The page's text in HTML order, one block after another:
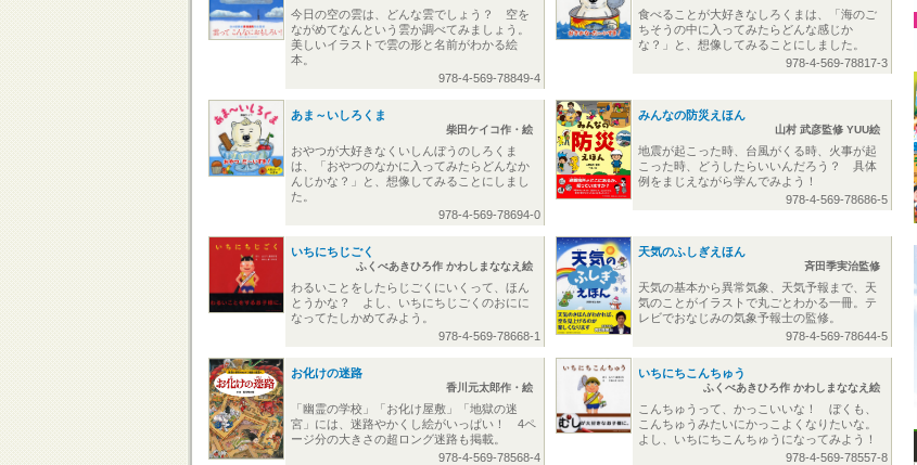
今日の空の雲は、どんな雲でしょう？ 空を
ながめてなんという雲か調べてみましょう。
美しいイラストで雲の形と名前がわかる絵
本。
978-4-569-78849-4
食べることが大好きなしろくまは、「海のご
ちそうの中に入ってみたらどんな感じか
な？」と、想像してみることにしました。
978-4-569-78817-3
あま～いしろくま
柴田ケイコ作・絵
おやつが大好きなくいしんぼうのしろくま
は、「おやつのなかに入ってみたらどんなか
んじかな？」と、想像してみることにしまし
た。
978-4-569-78694-0
みんなの防災えほん
山村 武彦監修 YUU絵
地震が起こった時、台風がくる時、火事が起
こった時、どうしたらいいんだろう？ 具体
例をまじえながら学んでみよう！
978-4-569-78686-5
いちにちじごく
ふくべあきひろ作 かわしまななえ絵
わるいことをしたらじごくにいくって、ほん
とうかな？ よし、いちにちじごくのおにに
なってたしかめてみよう。
978-4-569-78668-1
天気のふしぎえほん
斉田季実治監修
天気の基本から異常気象、天気予報まで、天
気のことがイラストで丸ごとわかる一冊。テ
レビでおなじみの気象予報士の監修。
978-4-569-78644-5
お化けの迷路
香川元太郎作・絵
「幽霊の学校」「お化け屋敷」「地獄の迷
宮」には、迷路やかくし絵がいっぱい！ 4ペ
ージ分の大きさの超ロング迷路も掲載。
978-4-569-78568-4
いちにちこんちゅう
ふくべあきひろ作 かわしまななえ絵
こんちゅうって、かっこいいな！ ぼくも、
こんちゅうみたいにかっこよくなりたいな。
よし、いちにちこんちゅうになってみよう！
978-4-569-78557-8